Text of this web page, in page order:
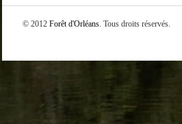
© 2012 Forêt d'Orléans. Tous droits réservés.